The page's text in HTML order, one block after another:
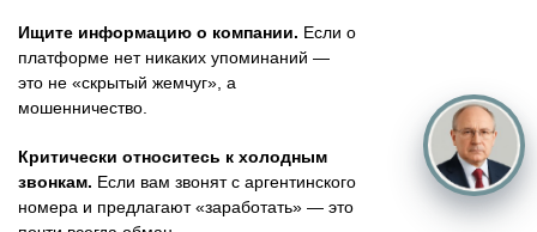
Ищите информацию о компании. Если о
платформе нет никаких упоминаний —
это не «скрытый жемчуг», а
мошенничество.
Критически относитесь к холодным
звонкам. Если вам звонят с аргентинского
номера и предлагают «заработать» — это